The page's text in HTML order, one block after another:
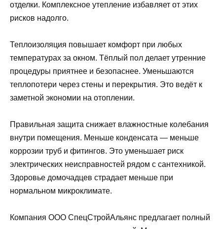
отделки. Комплексное утепление избавляет от этих
рисков надолго.
Теплоизоляция повышает комфорт при любых
температурах за окном. Тёплый пол делает утренние
процедуры приятнее и безопаснее. Уменьшаются
теплопотери через стены и перекрытия. Это ведёт к
заметной экономии на отоплении.
Правильная защита снижает влажностные колебания
внутри помещения. Меньше конденсата — меньше
коррозии труб и фитингов. Это уменьшает риск
электрических неисправностей рядом с сантехникой.
Здоровье домочадцев страдает меньше при
нормальном микроклимате.
Компания ООО СпецСтройАльянс предлагает полный